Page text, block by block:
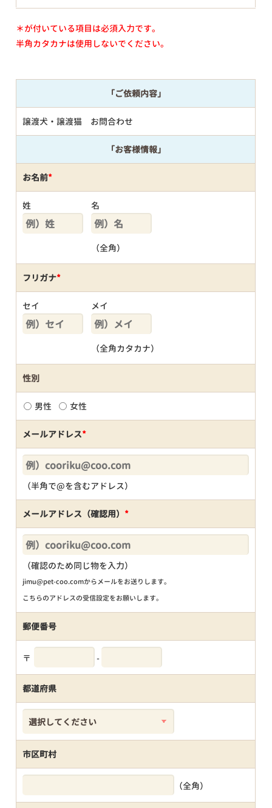
＊が付いている項目は必須入力です。
半角カタカナは使用しないでください。
「ご依頼内容」
譲渡犬・譲渡猫 お問合わせ
「お客様情報」
お名前*
姓 名
（全角）
フリガナ*
セイ メイ
（全角カタカナ）
性別
男性 女性
メールアドレス*
（半角で@を含むアドレス）
メールアドレス（確認用） *
（確認のため同じ物を入力）
jimu@pet-coo.comからメールをお送りします。
こちらのアドレスの受信設定をお願いします。
郵便番号
〒 -
都道府県
市区町村
（全角）